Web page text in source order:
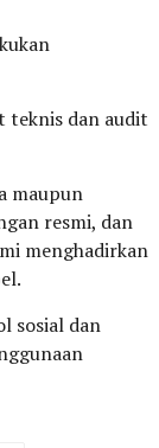
teknis dan audit
maupun
resmi, dan
menghadirkan
sosial dan